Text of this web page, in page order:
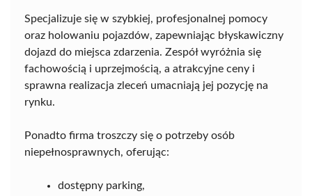
Specjalizuje się w szybkiej, profesjonalnej pomocy
oraz holowaniu pojazdów, zapewniając błyskawiczny
dojazd do miejsca zdarzenia. Zespół wyróżnia się
fachowością i uprzejmością, a atrakcyjne ceny i
sprawna realizacja zleceń umacniają jej pozycję na
rynku.
Ponadto firma troszczy się o potrzeby osób
niepełnosprawnych, oferując:
dostępny parking,